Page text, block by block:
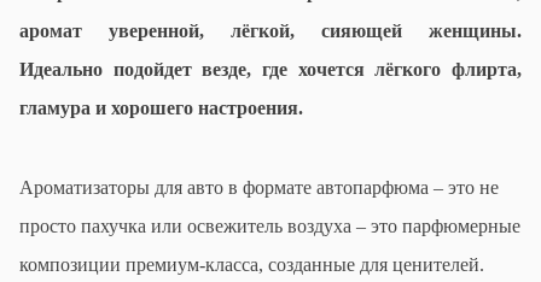
аромат уверенной, лёгкой, сияющей женщины.
Идеально подойдет везде, где хочется лёгкого флирта,
гламура и хорошего настроения.
Ароматизаторы для авто в формате автопарфюма – это не
просто пахучка или освежитель воздуха – это парфюмерные
композиции премиум-класса, созданные для ценителей.